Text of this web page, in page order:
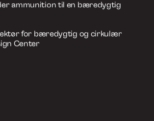
De deler viden og bryder
aktører. Ved at bruge
hjælper de virksomheder med
til at løse komplekse
Julie Hjort, og det er